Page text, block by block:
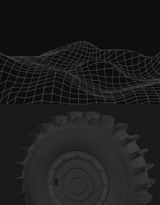
dans la création
d'entreprise